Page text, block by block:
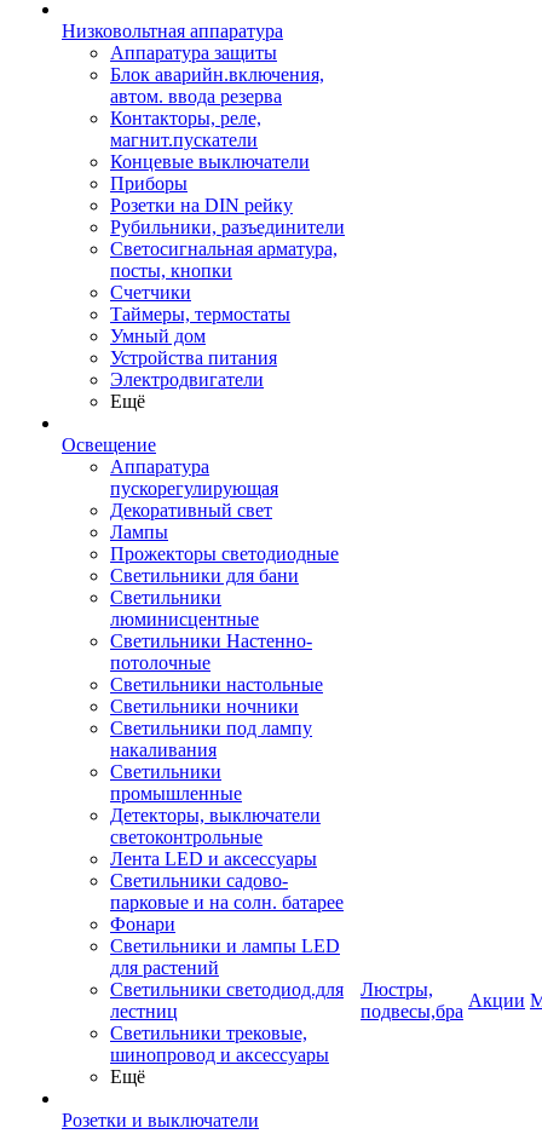
Низковольтная аппаратура
Аппаратура защиты
Блок аварийн.включения,
автом. ввода резерва
Контакторы, реле,
магнит.пускатели
Концевые выключатели
Приборы
Розетки на DIN рейку
Рубильники, разъединители
Светосигнальная арматура,
посты, кнопки
Счетчики
Таймеры, термостаты
Умный дом
Устройства питания
Электродвигатели
Ещё
Освещение
Аппаратура
пускорегулирующая
Декоративный свет
Лампы
Прожекторы светодиодные
Светильники для бани
Светильники
люминисцентные
Светильники Настенно-
потолочные
Светильники настольные
Светильники ночники
Светильники под лампу
накаливания
Светильники
промышленные
Детекторы, выключатели
светоконтрольные
Лента LED и аксессуары
Светильники садово-
парковые и на солн. батарее
Фонари
Светильники и лампы LED
для растений
Светильники светодиод.для
лестниц
Светильники трековые,
шинопровод и аксессуары
Ещё
Розетки и выключатели
Люстры,
подвесы,бра
Акции